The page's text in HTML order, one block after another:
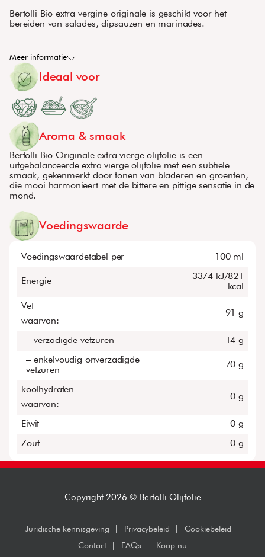
Bertolli Bio extra vergine originale is geschikt voor het
bereiden van salades, dipsauzen en marinades.
Meer informatie
Ideaal voor
Aroma & smaak
Bertolli Bio Originale extra vierge olijfolie is een
uitgebalanceerde extra vierge olijfolie met een subtiele
smaak, gekenmerkt door tonen van bladeren en groenten,
die mooi harmonieert met de bittere en pittige sensatie in de
mond.
Voedingswaarde
Voedingswaardetabel per 100 ml
Energie
3374 kJ/821
kcal
Vet
waarvan:
91 g
– verzadigde vetzuren 14 g
– enkelvoudig onverzadigde
vetzuren
70 g
koolhydraten
waarvan:
0 g
Eiwit 0 g
Zout 0 g
Copyright 2026 © Bertolli Olijfolie
Juridische kennisgeving Privacybeleid
Cookiebeleid
Contact
FAQs Koop nu